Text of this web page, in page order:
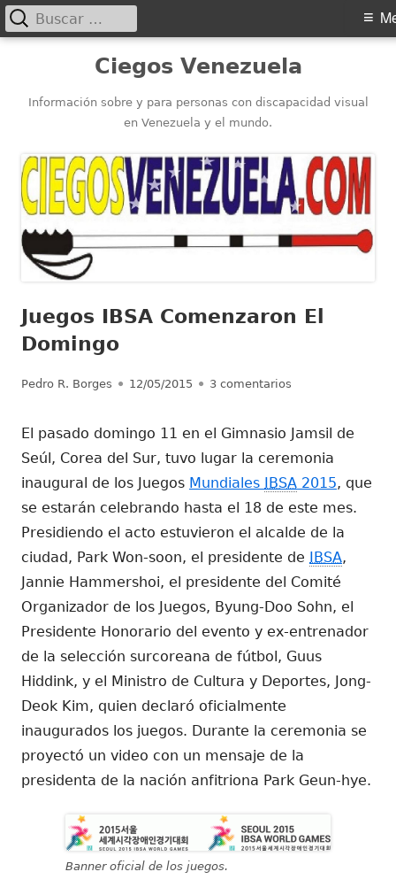
contenido
Ciegos Venezuela
Información sobre y para personas con discapacidad visual
en Venezuela y el mundo.
Menú
principal
Buscar:
Juegos IBSA Comenzaron El
Domingo
Autor
Pedro R. Borges Publicado
12/05/2015 3 comentarios
El pasado domingo 11 en el Gimnasio Jamsil de
Seúl, Corea del Sur, tuvo lugar la ceremonia
inaugural de los Juegos Mundiales IBSA 2015, que
se estarán celebrando hasta el 18 de este mes.
Presidiendo el acto estuvieron el alcalde de la
ciudad, Park Won-soon, el presidente de IBSA,
Jannie Hammershoi, el presidente del Comité
Organizador de los Juegos, Byung-Doo Sohn, el
Presidente Honorario del evento y ex-entrenador
de la selección surcoreana de fútbol, Guus
Hiddink, y el Ministro de Cultura y Deportes, Jong-
Deok Kim, quien declaró oficialmente
inaugurados los juegos. Durante la ceremonia se
proyectó un video con un mensaje de la
presidenta de la nación anfitriona Park Geun-hye.
Banner oficial de los juegos.